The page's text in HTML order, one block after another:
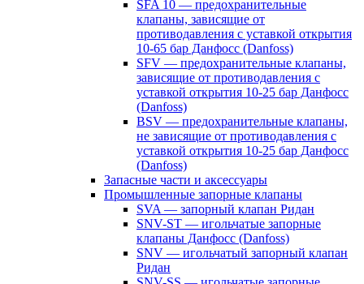
SFA 10 — предохранительные
клапаны, зависящие от
противодавления с уставкой открытия
10-65 бар Данфосс (Danfoss)
SFV — предохранительные клапаны,
зависящие от противодавления с
уставкой открытия 10-25 бар Данфосс
(Danfoss)
BSV — предохранительные клапаны,
не зависящие от противодавления с
уставкой открытия 10-25 бар Данфосс
(Danfoss)
Запасные части и аксессуары
Промышленные запорные клапаны
SVA — запорный клапан Ридан
SNV-ST — игольчатые запорные
клапаны Данфосс (Danfoss)
SNV — игольчатый запорный клапан
Ридан